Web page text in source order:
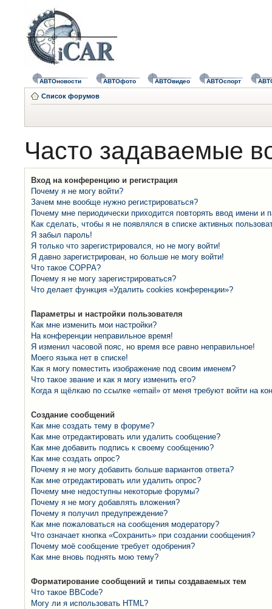
АВТОновости АВТОфото АВТОвидео АВТОспорт
Список форумов
Часто задаваемые
Вход на конференцию и регистрация
Почему я не могу войти?
Зачем мне вообще нужно регистрироваться?
Почему мне периодически приходится повторять ввод имени и
Как сделать, чтобы я не появлялся в списке активных
Я забыл пароль!
Я только что зарегистрировался, но не могу войти!
Я давно зарегистрирован, но больше не могу войти!
Что такое COPPA?
Почему я не могу зарегистрироваться?
Что делает функция «Удалить cookies конференции»?
Параметры и настройки пользователя
Как мне изменить мои настройки?
На конференции неправильное время!
Я изменил часовой пояс, но время все равно неправильное!
Моего языка нет в списке!
Как я могу поместить изображение под своим именем?
Что такое звание и как я могу изменить его?
Когда я щёлкаю по ссылке «email» от меня требуют войти на
Создание сообщений
Как мне создать тему в форуме?
Как мне отредактировать или удалить сообщение?
Как мне добавить подпись к своему сообщению?
Как мне создать опрос?
Почему я не могу добавить больше вариантов ответа?
Как мне отредактировать или удалить опрос?
Почему мне недоступны некоторые форумы?
Почему я не могу добавлять вложения?
Почему я получил предупреждение?
Как мне пожаловаться на сообщения модератору?
Что означает кнопка «Сохранить» при создании сообщения?
Почему моё сообщение требует одобрения?
Как мне вновь поднять мою тему?
Форматирование сообщений и типы создаваемых тем
Что такое BBCode?
Могу ли я использовать HTML?